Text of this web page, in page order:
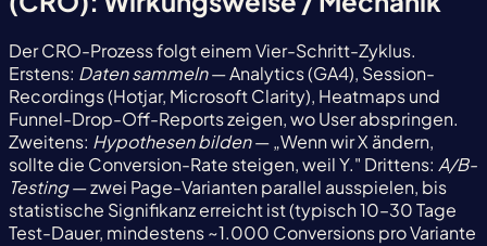
Der CRO-Prozess folgt einem Vier-Schritt-Zyklus.
Erstens: Daten sammeln— Analytics (GA4), Session-
Recordings (Hotjar, Microsoft Clarity), Heatmaps und
Funnel-Drop-Off-Reports zeigen, wo User abspringen.
Zweitens: Hypothesen bilden— „Wenn wir X ändern,
sollte die Conversion-Rate steigen, weil Y." Drittens: A/B-
Testing— zwei Page-Varianten parallel ausspielen, bis
statistische Signifikanz erreicht ist (typisch 10–30 Tage
Test-Dauer, mindestens ~1.000 Conversions pro Variante